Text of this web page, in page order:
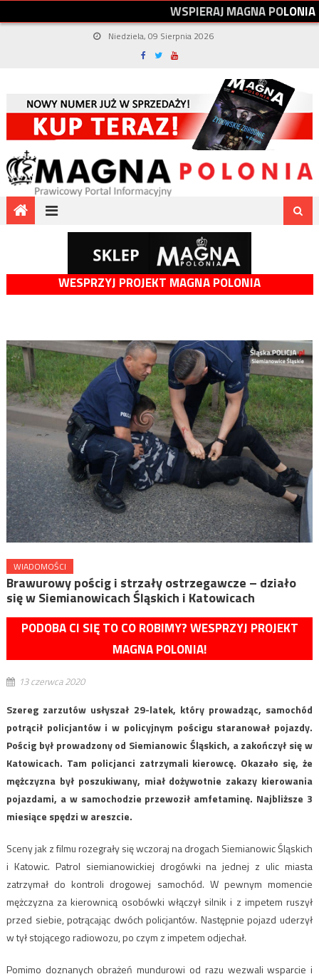
WSPIERAJMAGNAPOLONIA
Niedziela, 09 Sierpnia 2026
WESPRZYJ PROJEKT MAGNA POLONIA
WIADOMOŚCI
Brawurowy pościg i strzały ostrzegawcze – działo
się w Siemianowicach Śląskich i Katowicach
PODOBA CI SIĘ TO CO ROBIMY? WESPRZYJ PROJEKT
MAGNA POLONIA!
13 czerwca 2020
Szereg zarzutów usłyszał 29-latek, który prowadząc, samochód
potrącił policjantów i w policyjnym pościgu staranował pojazdy.
Pościg był prowadzony od Siemianowic Śląskich, a zakończył się w
Katowicach. Tam policjanci zatrzymali kierowcę. Okazało się, że
mężczyzna był poszukiwany, miał dożywotnie zakazy kierowania
pojazdami, a w samochodzie przewoził amfetaminę. Najbliższe 3
miesiące spędzi w areszcie.
Sceny jak z filmu rozegrały się wczoraj na drogach Siemianowic Śląskich
i Katowic. Patrol siemianowickiej drogówki na jednej z ulic miasta
zatrzymał do kontroli drogowej samochód. W pewnym momencie
mężczyzna za kierownicą osobówki włączył silnik i z impetem ruszył
przed siebie, potrącając dwóch policjantów. Następnie pojazd uderzył
w tył stojącego radiowozu, po czym z impetem odjechał.
Pomimo doznanych obrażeń mundurowi od razu wezwali wsparcie i